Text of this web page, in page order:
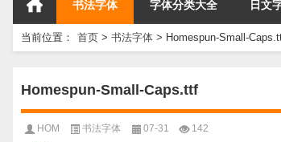
书法字体 字体分类大全 日文
当前位置： 首页 > 书法字体 > Homespun-Small-
Homespun-Small-Caps.ttf
HOM 书法字体 07-31 142